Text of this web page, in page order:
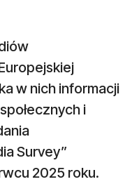
w nich informacji
i
Survey”
2025 roku.